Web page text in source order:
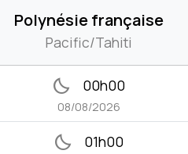
Polynésie française
Pacific/Tahiti
bedtime 00h00
08/08/2026
bedtime 01h00